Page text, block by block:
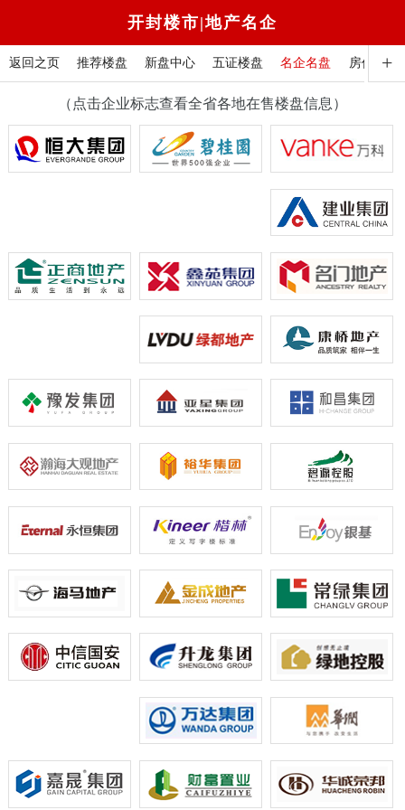
开封楼市|地产名企
返回之页 推荐楼盘 新盘中心 五证楼盘 名企名盘 房价信息
+
（点击企业标志查看全省各地在售楼盘信息）